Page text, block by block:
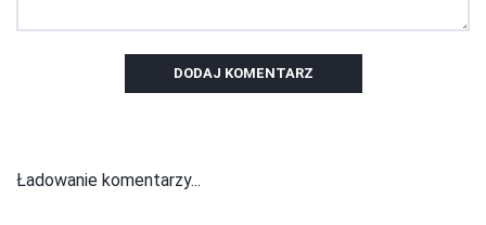
DODAJ KOMENTARZ
Ładowanie komentarzy...